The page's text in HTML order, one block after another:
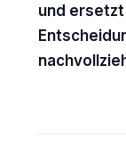
und ersetzt